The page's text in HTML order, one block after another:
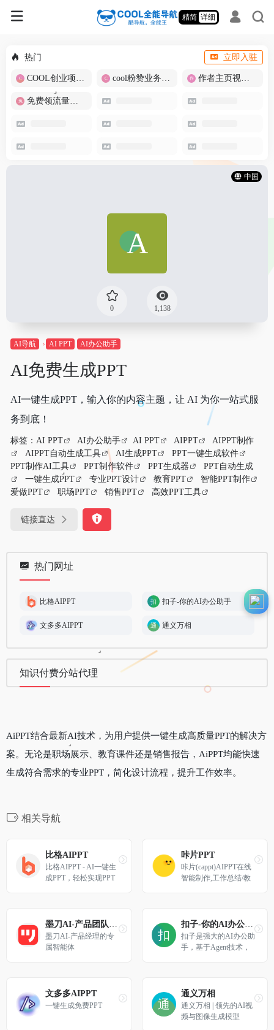
精简 详细
热门 立即入驻
COOL创业项目商城 cool粉赞业务商城【爆粉引流】 作者主页视频批量提取
免费领流量卡-包邮
中国
0 1,138
AI导航 AI PPT AI办公助手
AI免费生成PPT
AI一键生成PPT，输入你的内容主题，让 AI 为你一站式服
务到底！
标签： AI PPT AI办公助手 AI PPT AIPPT
AIPPT制作
AIPPT自动生成工具
AI生成PPT
PPT一键生成软件
PPT制作AI工具
PPT制作软件 PPT生成器
PPT自动生成
一键生成PPT
专业PPT设计 教育PPT
智能PPT制作
爱做PPT
职场PPT 销售PPT 高效PPT工具
链接直达
热门网址
比格AIPPT 扣子-你的AI办公助手
文多多AIPPT 通义万相
知识付费分站代理
AiPPT结合最新AI技术，为用户提供一键生成高质量PPT的解决方
案。无论是职场展示、教育课件还是销售报告，AiPPT均能快速
生成符合需求的专业PPT，简化设计流程，提升工作效率。
相关导航
比格AIPPT
比格AIPPT - AI一键生
成PPT，轻松实现PPT
咔片PPT
咔片(cappt)AIPPT在线
智能制作,工作总结/教
格式导出,支持在线编
辑,一键生成PPT,咔片p
pt制作网站基础功能永
墨刀AI-产品经理的专
属智能体
扣子是强大的AI办公助
手，基于Agent技术，
生图与AI视频等全功
能。扣子助力财经分
析、市场营销等多场景
文多多AIPPT
一键生成免费PPT
通义万相
通义万相 | 领先的AI视
频与图像生成模型